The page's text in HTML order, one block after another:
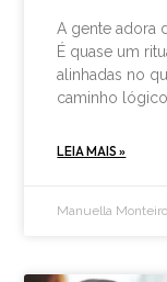
A gente adora
É quase um
alinhadas no
caminho
LEIA MAIS »
Manuella